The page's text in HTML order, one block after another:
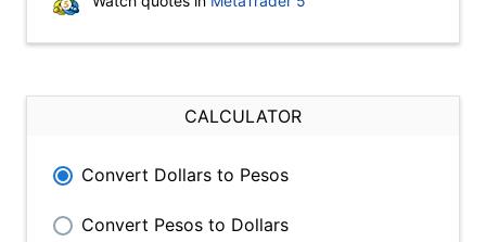
CALCULATOR
Convert Dollars to Pesos
Convert Pesos to Dollars